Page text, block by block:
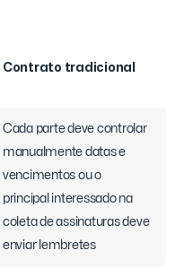
Contrato tradicional
Cada parte deve controlar
manualmente datas e
vencimentos ou o
principal interessado na
coleta de assinaturas deve
enviar lembretes